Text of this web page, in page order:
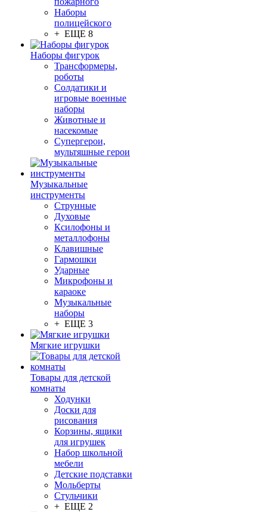
Наборы
полицейского
+ ЕЩЕ 8
Наборы фигурок
Трансформеры,
роботы
Солдатики и
игровые военные
наборы
Животные и
насекомые
Супергерои,
мультяшные герои
Музыкальные
инструменты
Струнные
Духовые
Ксилофоны и
металлофоны
Клавишные
Гармошки
Ударные
Микрофоны и
караоке
Музыкальные
наборы
+ ЕЩЕ 3
Мягкие игрушки
Товары для детской
комнаты
Ходунки
Доски для
рисования
Корзины, ящики
для игрушек
Набор школьной
мебели
Детские подставки
Мольберты
Стульчики
+ ЕЩЕ 2